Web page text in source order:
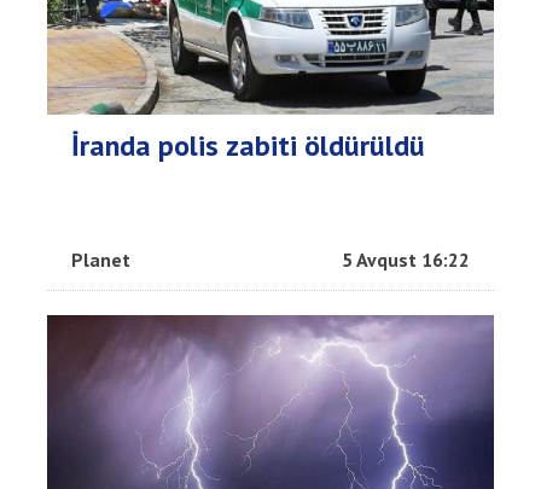
İranda polis zabiti öldürüldü
Planet 5 Avqust 16:22